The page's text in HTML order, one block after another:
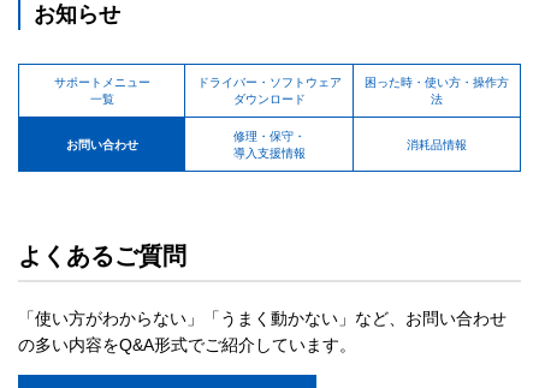
お知らせ
サポートメニュー
一覧
ドライバー・ソフトウェア
ダウンロード
困った時・使い方・操作方
法
お問い合わせ
修理・保守・
導入支援情報
消耗品情報
よくあるご質問
「使い方がわからない」「うまく動かない」など、お問い合わせ
の多い内容をQ&A形式でご紹介しています。